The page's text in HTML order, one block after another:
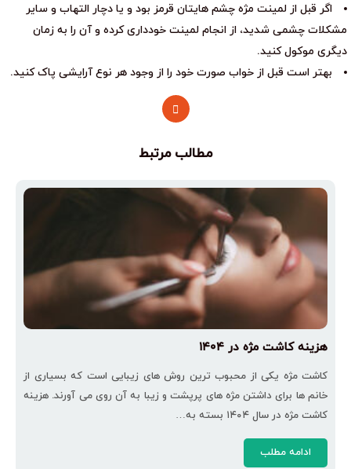
اگر قبل از لمینت مژه چشم هایتان قرمز بود و یا دچار التهاب و سایر
مشکلات چشمی شدید، از انجام لمینت خودداری کرده و آن را به زمان
دیگری موکول کنید.
بهتر است قبل از خواب صورت خود را از وجود هر نوع آرایشی پاک کنید.
مطالب مرتبط
هزینه کاشت مژه در ۱۴۰۴
کاشت مژه یکی از محبوب‌ ترین روش ‌های زیبایی است که بسیاری از
خانم ‌ها برای داشتن مژه‌ های پرپشت و زیبا به آن روی می ‌آورند. هزینه
کاشت مژه در سال ۱۴۰۴ بسته به…
ادامه مطلب